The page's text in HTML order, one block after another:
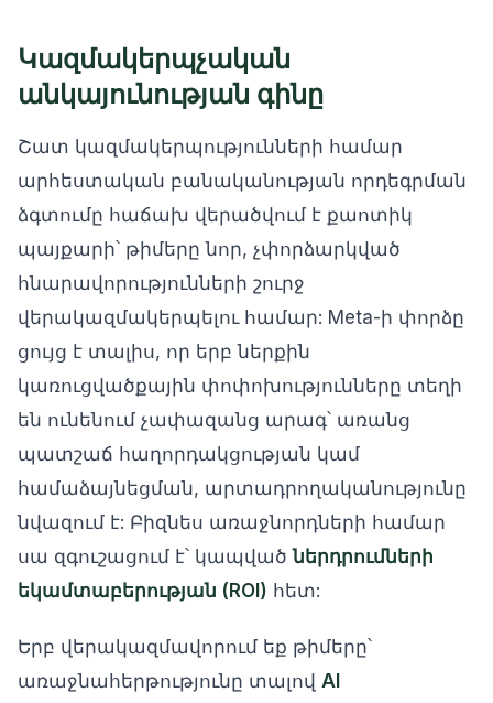
Կազմակերպչական
անկայունության գինը
Շատ կազմակերպությունների համար
արհեստական բանականության որդեգրման
ձգտումը հաճախ վերածվում է քաոտիկ
պայքարի՝ թիմերը նոր, չփորձարկված
հնարավորությունների շուրջ
վերակազմակերպելու համար: Meta-ի փորձը
ցույց է տալիս, որ երբ ներքին
կառուցվածքային փոփոխությունները տեղի
են ունենում չափազանց արագ՝ առանց
պատշաճ հաղորդակցության կամ
համաձայնեցման, արտադրողականությունը
նվազում է: Բիզնես առաջնորդների համար
սա զգուշացում է՝ կապվածներդրումների
եկամտաբերության (ROI) հետ:
Երբ վերակազմավորում եք թիմերը՝
առաջնահերթությունը տալով AI